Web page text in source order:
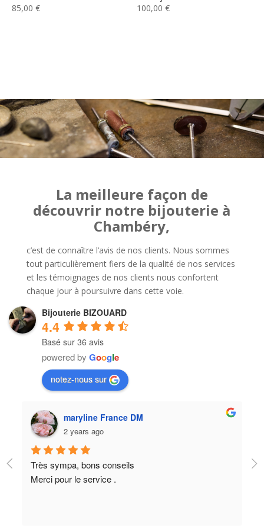
85,00 €
100,00€
La meilleure façon de
découvrir notre bijouterie à
Chambéry,
c’est de connaître l’avis de nos clients. Nous sommes
tout particulièrement fiers de la qualité de nos services
et les témoignages de nos clients nous confortent
chaque jour à poursuivre dans cette voie.
Bijouterie BIZOUARD
4.4
Basé sur 36 avis
powered by Google
notez-nous sur
maryline France DM
2 years ago
Très sympa, bons conseils
Merci pour le service .